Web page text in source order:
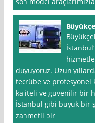
son model araçlarımızla
duyuyoruz. Uzun
tecrübe ve
kaliteli ve güvenilir bir
İstanbul gibi büyük bir
zahmetli bir